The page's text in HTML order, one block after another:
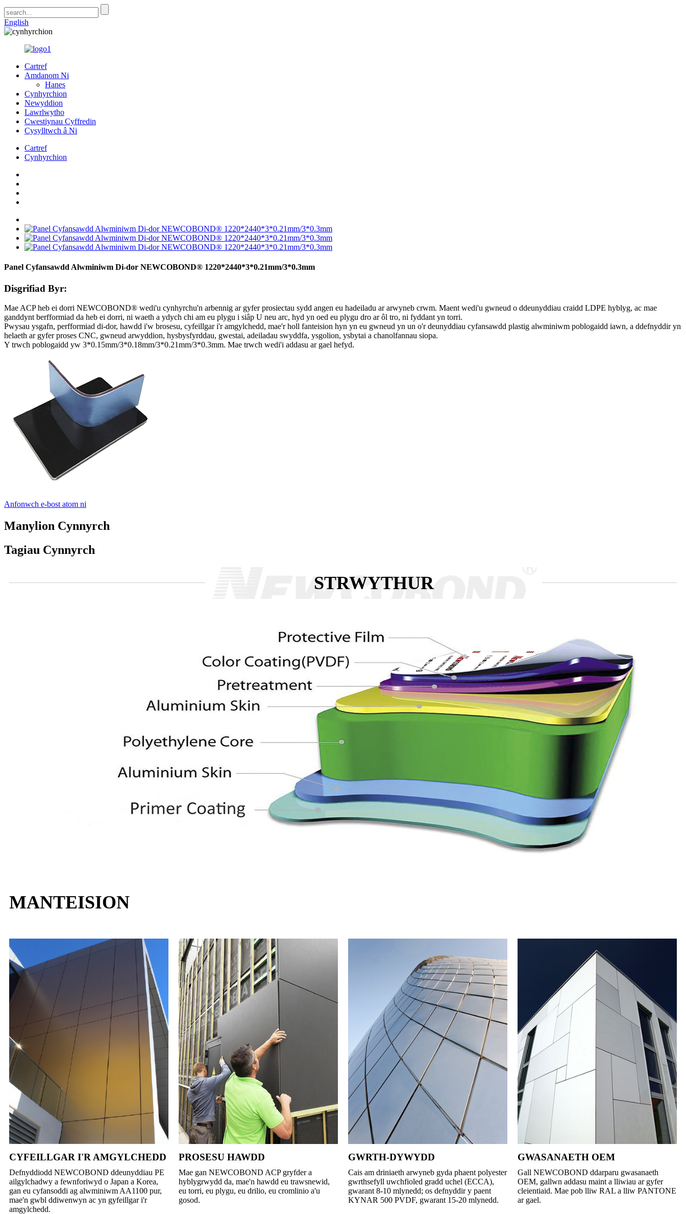
English
Cartref
Amdanom Ni
Hanes
Cynhyrchion
Newyddion
Lawrlwytho
Cwestiynau Cyffredin
Cysylltwch â Ni
Cartref
Cynhyrchion
Panel Cyfansawdd Alwminiwm Di-dor NEWCOBOND® 1220*2440*3*0.21mm/3*0.3mm
Disgrifiad Byr:
Mae ACP heb ei dorri NEWCOBOND® wedi'u cynhyrchu'n arbennig ar gyfer prosiectau sydd angen eu hadeiladu ar arwyneb crwm. Maent wedi'u gwneud o ddeunyddiau craidd LDPE hyblyg, ac mae
ganddynt berfformiad da heb ei dorri, ni waeth a ydych chi am eu plygu i siâp U neu arc, hyd yn oed eu plygu dro ar ôl tro, ni fyddant yn torri.
Pwysau ysgafn, perfformiad di-dor, hawdd i'w brosesu, cyfeillgar i'r amgylchedd, mae'r holl fanteision hyn yn eu gwneud yn un o'r deunyddiau cyfansawdd plastig alwminiwm poblogaidd iawn, a ddefnyddir yn
helaeth ar gyfer proses CNC, gwneud arwyddion, hysbysfyrddau, gwestai, adeiladau swyddfa, ysgolion, ysbytai a chanolfannau siopa.
Y trwch poblogaidd yw 3*0.15mm/3*0.18mm/3*0.21mm/3*0.3mm. Mae trwch wedi'i addasu ar gael hefyd.
Anfonwch e-bost atom ni
Manylion Cynnyrch
Tagiau Cynnyrch
STRWYTHUR
MANTEISION
CYFEILLGAR I'R AMGYLCHEDD
Defnyddiodd NEWCOBOND ddeunyddiau PE
ailgylchadwy a fewnforiwyd o Japan a Korea,
gan eu cyfansoddi ag alwminiwm AA1100 pur,
mae'n gwbl ddiwenwyn ac yn gyfeillgar i'r
amgylchedd.
PROSESU HAWDD
Mae gan NEWCOBOND ACP gryfder a
hyblygrwydd da, mae'n hawdd eu trawsnewid,
eu torri, eu plygu, eu drilio, eu cromlinio a'u
gosod.
GWRTH-DYWYDD
Cais am driniaeth arwyneb gyda phaent polyester
gwrthsefyll uwchfioled gradd uchel (ECCA),
gwarant 8-10 mlynedd; os defnyddir y paent
KYNAR 500 PVDF, gwarant 15-20 mlynedd.
GWASANAETH OEM
Gall NEWCOBOND ddarparu gwasanaeth
OEM, gallwn addasu maint a lliwiau ar gyfer
cleientiaid. Mae pob lliw RAL a lliw PANTONE
ar gael.